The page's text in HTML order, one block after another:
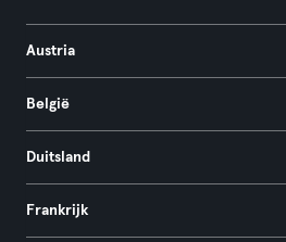
Austria
België
Duitsland
Frankrijk